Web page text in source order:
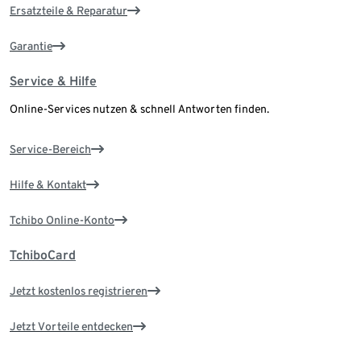
Ersatzteile & Reparatur
Garantie
Service & Hilfe
Online-Services nutzen & schnell Antworten finden.
Service-Bereich
Hilfe & Kontakt
Tchibo Online-Konto
TchiboCard
Jetzt kostenlos registrieren
Jetzt Vorteile entdecken